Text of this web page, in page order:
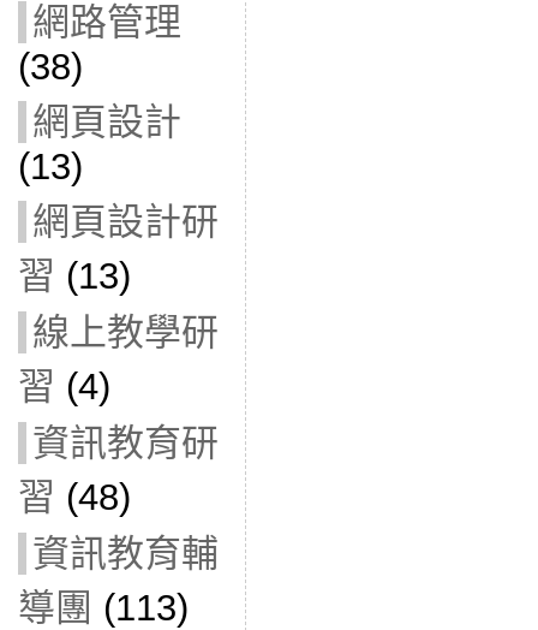
網路管理
(38)
網頁設計
(13)
網頁設計研
習 (13)
線上教學研
習 (4)
資訊教育研
習 (48)
資訊教育輔
導團 (113)